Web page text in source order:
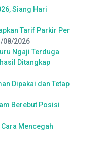
Siang Hari
Tarif Parkir Per
08/2026
Ngaji Terduga
Ditangkap
Dipakai dan Tetap
Berebut Posisi
Mencegah